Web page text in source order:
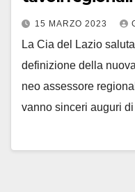
15 MARZO 2023
La Cia del Lazio
definizione della
neo assessore
vanno sinceri auguri